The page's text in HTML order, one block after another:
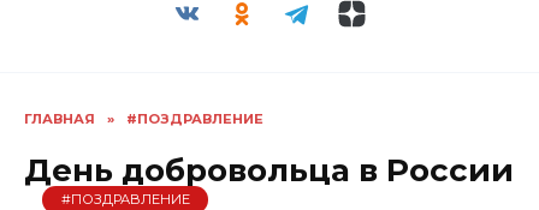
ГЛАВНАЯ » #ПОЗДРАВЛЕНИЕ
День добровольца в России
#ПОЗДРАВЛЕНИЕ